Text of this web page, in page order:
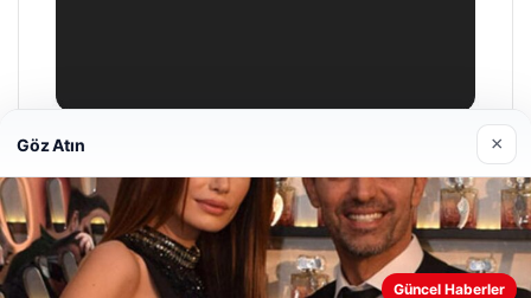
04/29/2026
Web sitemizi nasıl kullandığınızı daha iyi anlayabilmek,
Göz Atın ×
Güncel Haberler